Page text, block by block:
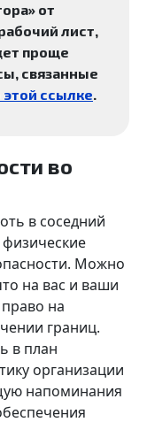
от
лист,
проще
связанные
этой ссылке.
во
в соседний
Можно
на вас и ваши
на
границ.
в план
организации
напоминания